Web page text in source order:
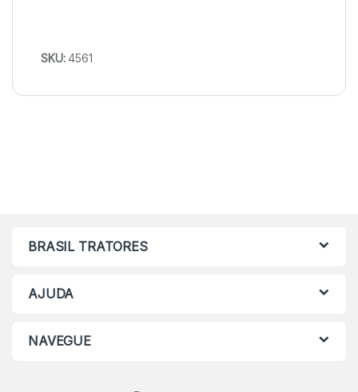
SKU:4561
BRASIL TRATORES
AJUDA
NAVEGUE